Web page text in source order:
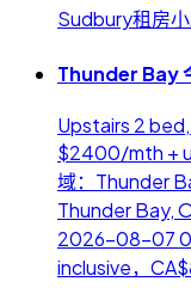
Sudbury租房
Thunder Bay
Upstairs 2
$2400/mth +
域：Thunder
Thunder Bay,
2026-08-07
inclusive，